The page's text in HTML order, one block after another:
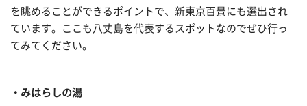
を眺めることができるポイントで、新東京百景にも選出され
ています。ここも八丈島を代表するスポットなのでぜひ行っ
てみてください。
みはらしの湯